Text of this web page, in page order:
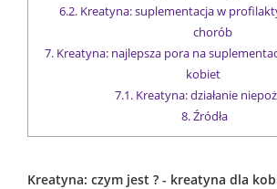
6.2.Kreatyna: suplementacja w
chorób
7.Kreatyna: najlepsza pora na
kobiet
7.1. Kreatyna: działanie
8.Źródła
Kreatyna: czym jest ? - kreatyna dla